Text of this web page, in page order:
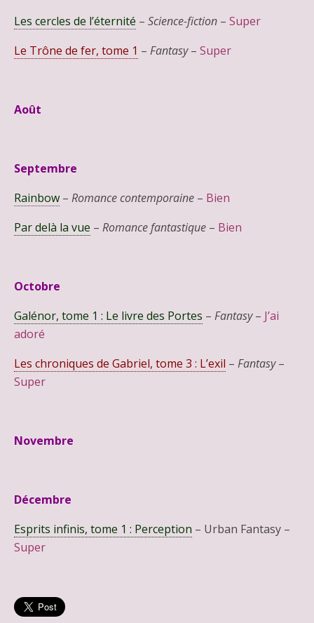
Les cercles de l’éternité – Science-fiction – Super
Le Trône de fer, tome 1 – Fantasy– Super
Août
Septembre
Rainbow – Romance contemporaine – Bien
Par delà la vue – Romance fantastique – Bien
Octobre
Galénor, tome 1 : Le livre des Portes – Fantasy– J’ai
adoré
Les chroniques de Gabriel, tome 3 : L’exil – Fantasy–
Super
Novembre
Décembre
Esprits infinis, tome 1 : Perception – Urban Fantasy –
Super